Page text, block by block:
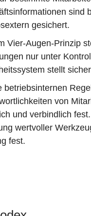
sind
gesichert.
Vier­-Augen-­Prinzip
nur unter
stellt
betriebsinternen
von
und verbindlich
wertvoller
fest.